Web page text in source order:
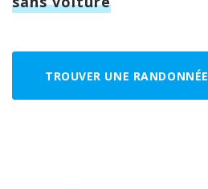
TROUVER UNE RANDONNÉE